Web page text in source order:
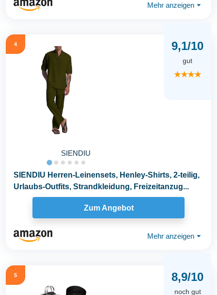
Mehr anzeigen ⏷
4
SIENDIU
9,1/10
gut
★★★★
SIENDIU Herren-Leinensets, Henley-Shirts, 2-teilig,
Urlaubs-Outfits, Strandkleidung, Freizeitanzug...
Zum Angebot
Mehr anzeigen ⏷
5 8,9/10
noch gut